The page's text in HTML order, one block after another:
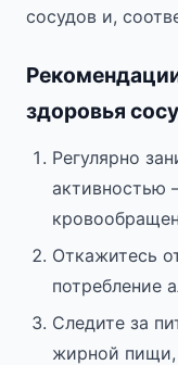
сосудов и,
здоровья
Регулярно
активностью
Откажитесь
потребление
Следите за
жирной пищи,